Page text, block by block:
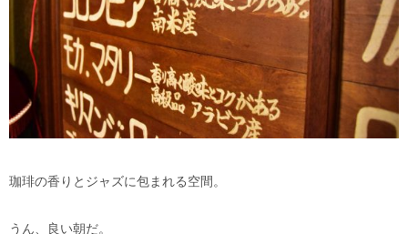
珈琲の香りとジャズに包まれる空間。
うん、良い朝だ。